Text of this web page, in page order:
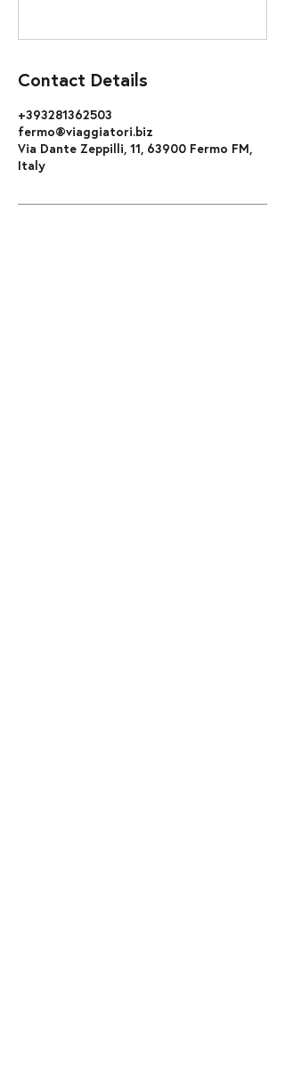
Contact Details
+393281362503
fermo@viaggiatori.biz
Via Dante Zeppilli, 11, 63900 Fermo FM,
Italy